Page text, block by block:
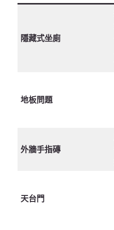
隱藏式坐廁
地板問題
外牆手指磚
天台門